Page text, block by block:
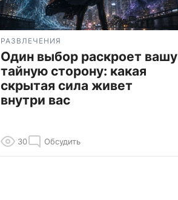
РАЗВЛЕЧЕНИЯ
Один выбор раскроет вашу
тайную сторону: какая
скрытая сила живет
внутри вас
30 Обсудить